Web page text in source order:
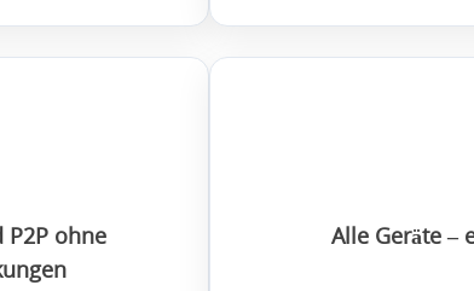
P2P ohne
Alle Geräte –